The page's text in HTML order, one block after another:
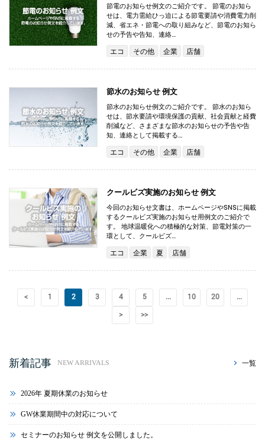
節電のお知らせ例文のご紹介です。 節電のお知ら
せは、電力需給ひっ迫による節電要請や消費電力削
減、省エネ・節電への取り組みなど、節電のお知ら
せの予告や告知、連絡…
エコ その他 企業 店舗
節水のお知らせ 例文
節水のお知らせ例文のご紹介です。 節水のお知ら
せは、節水要請や環境保護の貢献、社会貢献と経費
削減など、さまざまな節水のお知らせの予告や告
知、連絡として掲載する…
エコ その他 企業 店舗
クールビズ実施のお知らせ 例文
今回のお知らせ文書は、ホームページやSNSに掲載
するクールビズ実施のお知らせ用例文のご紹介で
す。 地球温暖化への積極的な対策、節電対策の一
環として、クールビズ…
エコ 企業 夏 店舗
< 1 2 3 4 5 ... 10 20
...
>
>>
新着記事 NEW ARRIVALS 一覧
2026年 夏期休業のお知らせ
GW休業期間中の対応について
セミナーのお知らせ 例文を公開しました。